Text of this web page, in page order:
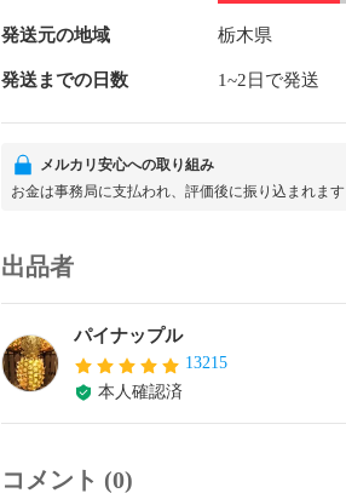
発送元の地域 栃木県
発送までの日数 1~2日で発送
メルカリ安心への取り組み
お金は事務局に支払われ、評価後に振り込まれます
出品者
パイナップル
13215
本人確認済
コメント (0)